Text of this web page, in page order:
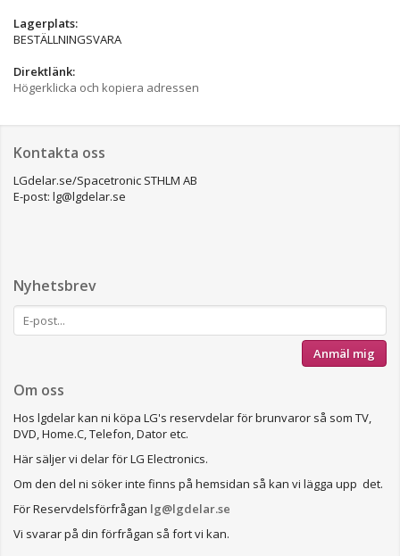
Lagerplats:
BESTÄLLNINGSVARA
Direktlänk:
Högerklicka och kopiera adressen
Kontakta oss
LGdelar.se/Spacetronic STHLM AB
E-post: lg@lgdelar.se
Nyhetsbrev
Anmäl mig
Om oss
Hos lgdelar kan ni köpa LG's reservdelar för brunvaror så som TV,
DVD, Home.C, Telefon, Dator etc.
Här säljer vi delar för LG Electronics.
Om den del ni söker inte finns på hemsidan så kan vi lägga upp det.
För Reservdelsförfrågan lg@lgdelar.se
Vi svarar på din förfrågan så fort vi kan.